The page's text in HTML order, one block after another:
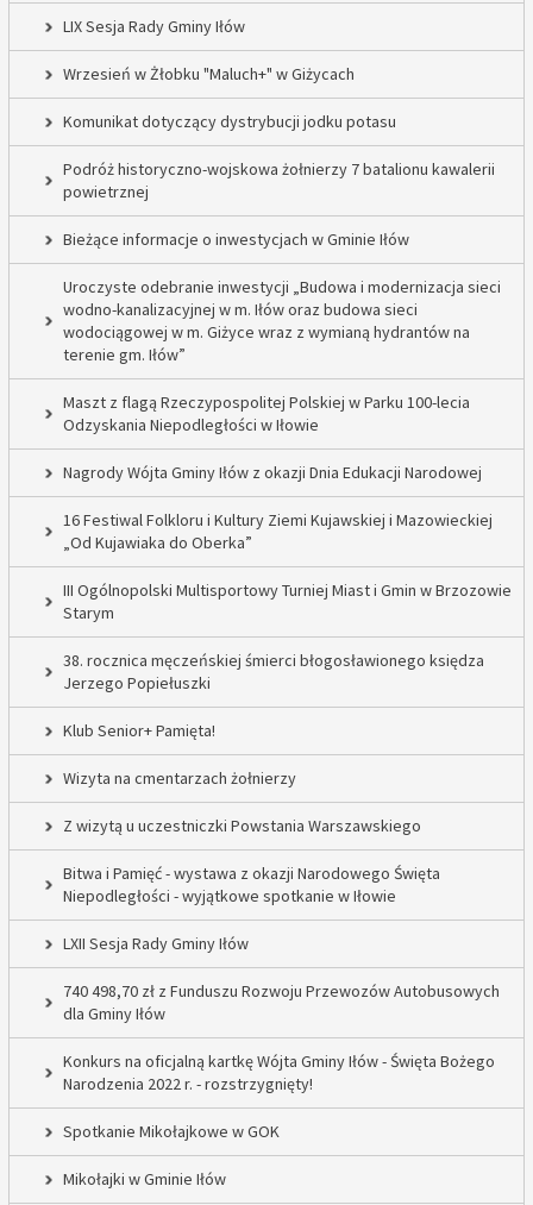
LIX Sesja Rady Gminy Iłów
Wrzesień w Żłobku "Maluch+" w Giżycach
Komunikat dotyczący dystrybucji jodku potasu
Podróż historyczno-wojskowa żołnierzy 7 batalionu kawalerii
powietrznej
Bieżące informacje o inwestycjach w Gminie Iłów
Uroczyste odebranie inwestycji „Budowa i modernizacja sieci
wodno-kanalizacyjnej w m. Iłów oraz budowa sieci
wodociągowej w m. Giżyce wraz z wymianą hydrantów na
terenie gm. Iłów”
Maszt z flagą Rzeczypospolitej Polskiej w Parku 100-lecia
Odzyskania Niepodległości w Iłowie
Nagrody Wójta Gminy Iłów z okazji Dnia Edukacji Narodowej
16 Festiwal Folkloru i Kultury Ziemi Kujawskiej i Mazowieckiej
„Od Kujawiaka do Oberka”
III Ogólnopolski Multisportowy Turniej Miast i Gmin w Brzozowie
Starym
38. rocznica męczeńskiej śmierci błogosławionego księdza
Jerzego Popiełuszki
Klub Senior+ Pamięta!
Wizyta na cmentarzach żołnierzy
Z wizytą u uczestniczki Powstania Warszawskiego
Bitwa i Pamięć - wystawa z okazji Narodowego Święta
Niepodległości - wyjątkowe spotkanie w Iłowie
LXII Sesja Rady Gminy Iłów
740 498,70 zł z Funduszu Rozwoju Przewozów Autobusowych
dla Gminy Iłów
Konkurs na oficjalną kartkę Wójta Gminy Iłów - Święta Bożego
Narodzenia 2022 r. - rozstrzygnięty!
Spotkanie Mikołajkowe w GOK
Mikołajki w Gminie Iłów